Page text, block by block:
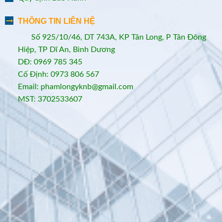
THÔNG TIN LIÊN HỆ
Số 925/10/46, DT 743A, KP Tân Long, P Tân Đông
Hiệp, TP Dĩ An, Bình Dương
DĐ: 0969 785 345
Cố Định: 0973 806 567
Email: phamlongyknb@gmail.com
MST: 3702533607